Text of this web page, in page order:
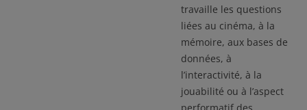
travaille les questions
liées au cinéma, à la
mémoire, aux bases de
données, à
l’interactivité, à la
jouabilité ou à l’aspect